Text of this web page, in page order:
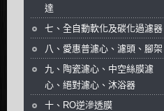
達
七、全自動軟化及碳化過濾器
八、愛惠普濾心、濾頭、腳架
九、陶瓷濾心、中空絲膜濾
心、絕對濾心、沐浴器
十、RO逆滲透膜